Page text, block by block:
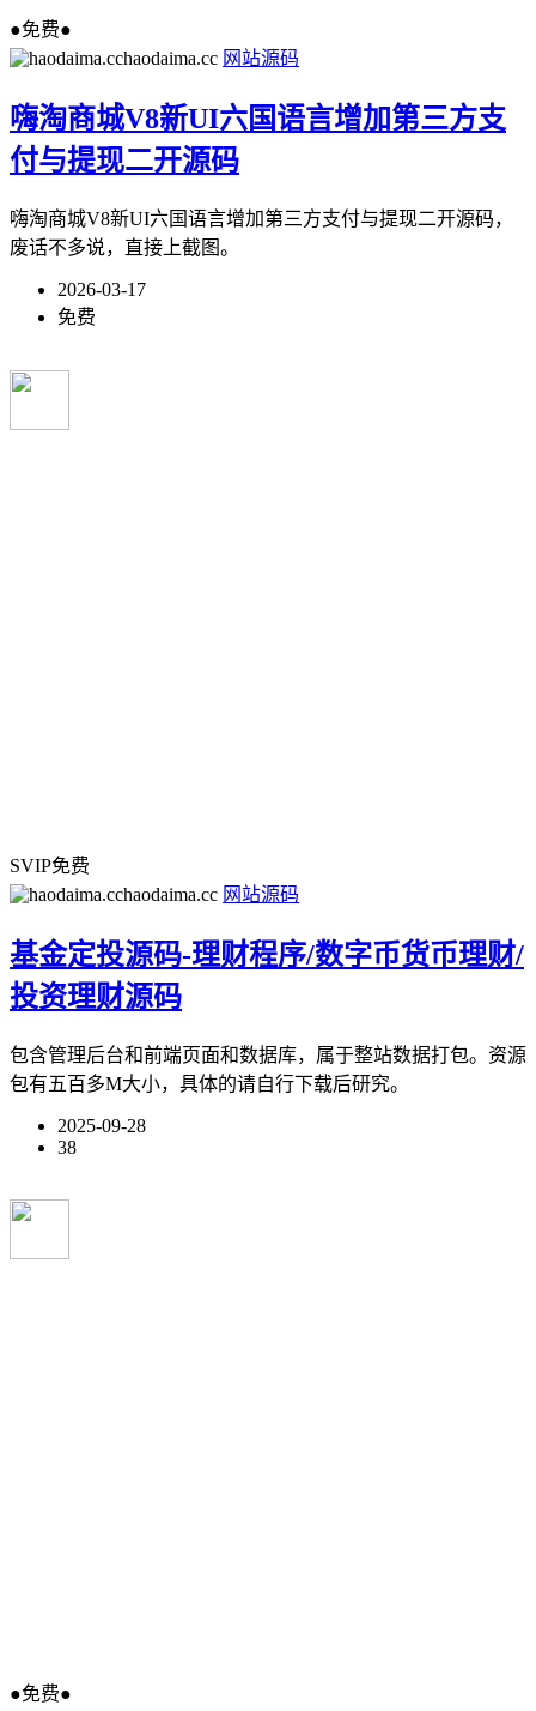
●免费●
haodaima.cc 网站源码
嗨淘商城V8新UI六国语言增加第三方支
付与提现二开源码
嗨淘商城V8新UI六国语言增加第三方支付与提现二开源码，
废话不多说，直接上截图。
2026-03-17
免费
SVIP免费
haodaima.cc 网站源码
基金定投源码-理财程序/数字币货币理财/
投资理财源码
包含管理后台和前端页面和数据库，属于整站数据打包。资源
包有五百多M大小，具体的请自行下载后研究。
2025-09-28
38
●免费●